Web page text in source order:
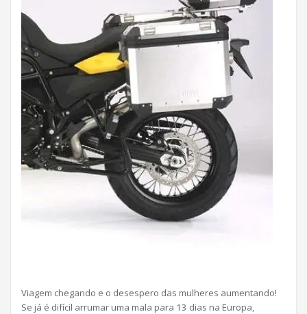
Viagem chegando e o desespero das mulheres aumentando!
Se já é difícil arrumar uma mala para 13 dias na Europa,